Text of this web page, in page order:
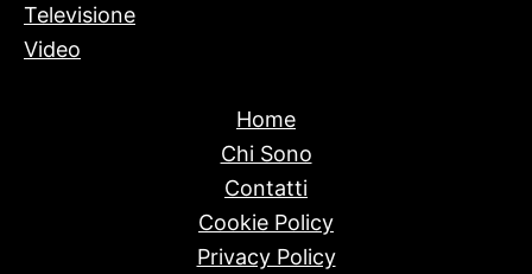
Televisione
Video
Home
Chi Sono
Contatti
Cookie Policy
Privacy Policy